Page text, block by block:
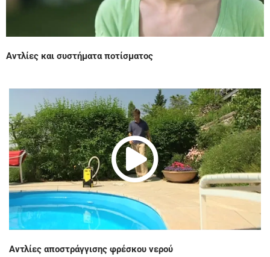
Αντλίες και συστήματα ποτίσματος
Play
Αντλίες αποστράγγισης φρέσκου νερού